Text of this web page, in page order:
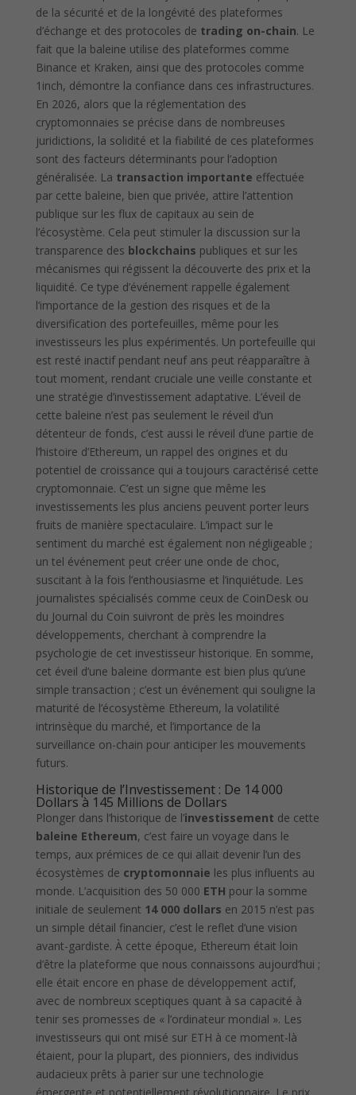
de la sécurité et de la longévité des plateformes
d’échange et des protocoles de trading on-chain. Le
fait que la baleine utilise des plateformes comme
Binance et Kraken, ainsi que des protocoles comme
1inch, démontre la confiance dans ces infrastructures.
En 2026, alors que la réglementation des
cryptomonnaies se précise dans de nombreuses
juridictions, la solidité et la fiabilité de ces plateformes
sont des facteurs déterminants pour l’adoption
généralisée. La transaction importante effectuée
par cette baleine, bien que privée, attire l’attention
publique sur les flux de capitaux au sein de
l’écosystème. Cela peut stimuler la discussion sur la
transparence des blockchains publiques et sur les
mécanismes qui régissent la découverte des prix et la
liquidité. Ce type d’événement rappelle également
l’importance de la gestion des risques et de la
diversification des portefeuilles, même pour les
investisseurs les plus expérimentés. Un portefeuille qui
est resté inactif pendant neuf ans peut réapparaître à
tout moment, rendant cruciale une veille constante et
une stratégie d’investissement adaptative. L’éveil de
cette baleine n’est pas seulement le réveil d’un
détenteur de fonds, c’est aussi le réveil d’une partie de
l’histoire d’Ethereum, un rappel des origines et du
potentiel de croissance qui a toujours caractérisé cette
cryptomonnaie. C’est un signe que même les
investissements les plus anciens peuvent porter leurs
fruits de manière spectaculaire. L’impact sur le
sentiment du marché est également non négligeable ;
un tel événement peut créer une onde de choc,
suscitant à la fois l’enthousiasme et l’inquiétude. Les
journalistes spécialisés comme ceux de CoinDesk ou
du Journal du Coin suivront de près les moindres
développements, cherchant à comprendre la
psychologie de cet investisseur historique. En somme,
cet éveil d’une baleine dormante est bien plus qu’une
simple transaction ; c’est un événement qui souligne la
maturité de l’écosystème Ethereum, la volatilité
intrinsèque du marché, et l’importance de la
surveillance on-chain pour anticiper les mouvements
futurs.
Historique de l’Investissement : De 14 000
Dollars à 145 Millions de Dollars
Plonger dans l’historique de l’investissement de cette
baleine Ethereum, c’est faire un voyage dans le
temps, aux prémices de ce qui allait devenir l’un des
écosystèmes de cryptomonnaie les plus influents au
monde. L’acquisition des 50 000 ETH pour la somme
initiale de seulement 14 000 dollars en 2015 n’est pas
un simple détail financier, c’est le reflet d’une vision
avant-gardiste. À cette époque, Ethereum était loin
d’être la plateforme que nous connaissons aujourd’hui ;
elle était encore en phase de développement actif,
avec de nombreux sceptiques quant à sa capacité à
tenir ses promesses de « l’ordinateur mondial ». Les
investisseurs qui ont misé sur ETH à ce moment-là
étaient, pour la plupart, des pionniers, des individus
audacieux prêts à parier sur une technologie
émergente et potentiellement révolutionnaire. Le prix